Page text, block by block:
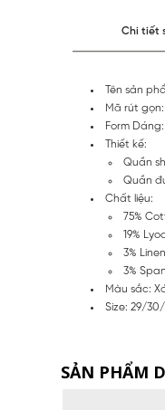
Chi tiết
Tên sản
Mã rút gọn:
Form
Thiết kế:
Quần
Quần
Chất liệu:
75%
19%
3%
3%
Màu sắc:
Size: 29/
SẢN PHẨM